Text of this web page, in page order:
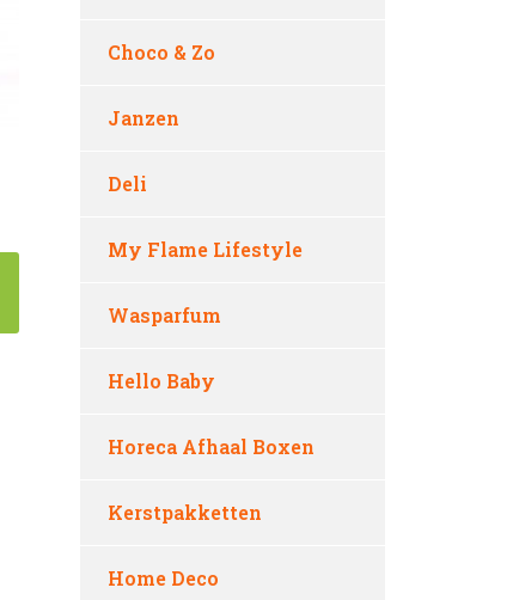
Choco & Zo
Janzen
Deli
My Flame Lifestyle
Wasparfum
Hello Baby
Horeca Afhaal Boxen
Kerstpakketten
Home Deco